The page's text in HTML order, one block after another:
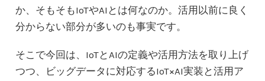
か、そもそもIoTやAIとは何なのか。活用以前に良く
分からない部分が多いのも事実です。
そこで今回は、IoTとAIの定義や活用方法を取り上げ
つつ、ビッグデータに対応するIoT×AI実装と活用ア